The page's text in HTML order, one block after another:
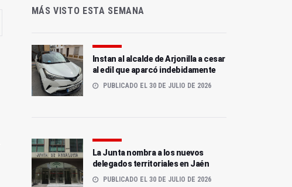
MÁS VISTO ESTA SEMANA
Instan al alcalde de Arjonilla a cesar
al edil que aparcó indebidamente
PUBLICADO EL 30 DE JULIO DE 2026
La Junta nombra a los nuevos
delegados territoriales en Jaén
PUBLICADO EL 30 DE JULIO DE 2026